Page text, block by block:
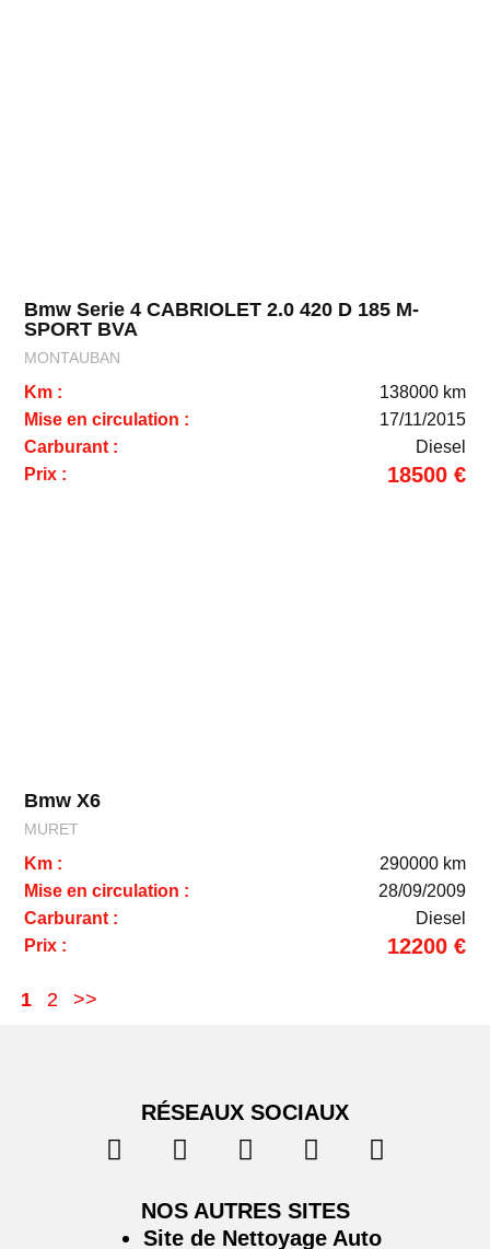
Bmw Serie 4 CABRIOLET 2.0 420 D 185 M-
SPORT BVA
MONTAUBAN
Km :
138000 km
Mise en circulation :
17/11/2015
Carburant :
Diesel
Prix :
18500 €
Bmw X6
MURET
Km :
290000 km
Mise en circulation :
28/09/2009
Carburant :
Diesel
Prix :
12200 €
1 2 >>
RÉSEAUX SOCIAUX
NOS AUTRES SITES
Site de Nettoyage Auto